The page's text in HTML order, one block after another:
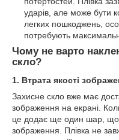
ударів, але може бути
легких пошкоджень,
потребують
Чому не варто
скло?
1. Втрата якості
Захисне скло вже має
зображення на екрані.
це додає ще один шар, що
зображення. Плівка не